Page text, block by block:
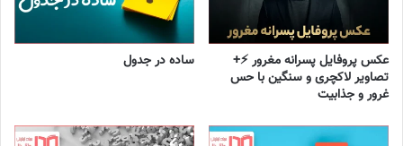
عکس پروفایل پسرانه مغرور ⚡+
تصاویر لاکچری و سنگین با حس
غرور و جذابیت
ساده در جدول